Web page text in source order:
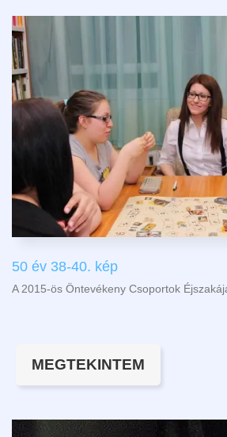
50 év 38-40. kép
A 2015-ös Öntevékeny Csoportok
MEGTEKINTEM